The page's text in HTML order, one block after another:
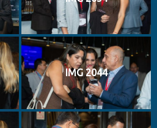
IMG 2044